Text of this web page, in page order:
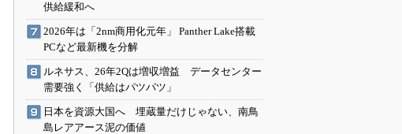
供給緩和へ
2026年は「2nm商用化元年」 Panther Lake搭載
PCなど最新機を分解
ルネサス、26年2Qは増収増益 データセンター
需要強く「供給はパツパツ」
日本を資源大国へ 埋蔵量だけじゃない、南鳥
島レアアース泥の価値